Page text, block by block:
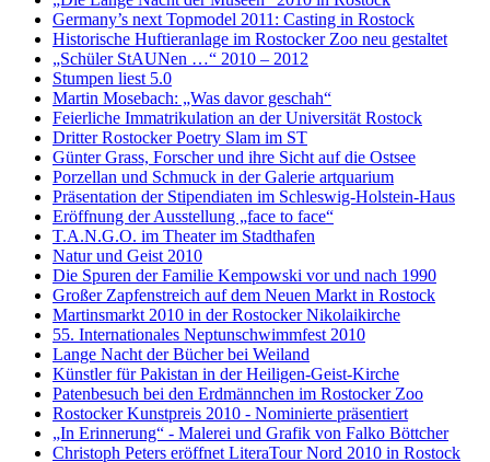
Germany’s next Topmodel 2011: Casting in Rostock
Historische Huftieranlage im Rostocker Zoo neu gestaltet
„Schüler StAUNen …“ 2010 – 2012
Stumpen liest 5.0
Martin Mosebach: „Was davor geschah“
Feierliche Immatrikulation an der Universität Rostock
Dritter Rostocker Poetry Slam im ST
Günter Grass, Forscher und ihre Sicht auf die Ostsee
Porzellan und Schmuck in der Galerie artquarium
Präsentation der Stipendiaten im Schleswig-Holstein-Haus
Eröffnung der Ausstellung „face to face“
T.A.N.G.O. im Theater im Stadthafen
Natur und Geist 2010
Die Spuren der Familie Kempowski vor und nach 1990
Großer Zapfenstreich auf dem Neuen Markt in Rostock
Martinsmarkt 2010 in der Rostocker Nikolaikirche
55. Internationales Neptunschwimmfest 2010
Lange Nacht der Bücher bei Weiland
Künstler für Pakistan in der Heiligen-Geist-Kirche
Patenbesuch bei den Erdmännchen im Rostocker Zoo
Rostocker Kunstpreis 2010 - Nominierte präsentiert
„In Erinnerung“ - Malerei und Grafik von Falko Böttcher
Christoph Peters eröffnet LiteraTour Nord 2010 in Rostock